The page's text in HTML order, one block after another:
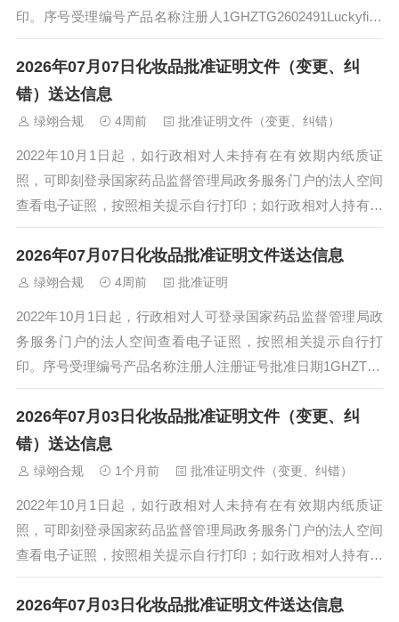
印。序号受理编号产品名称注册人1GHZTG2602491Luckyfine
美白水晶防晒...
2026年07月07日化妆品批准证明文件（变更、纠
错）送达信息
绿翊合规 4周前 批准证明文件（变更、纠错）
2022年10月1日起，如行政相对人未持有在有效期内纸质证
照，可即刻登录国家药品监督管理局政务服务门户的法人空间
查看电子证照，按照相关提示自行打印；如行政相对人持有在
有效期内纸质证照，交还纸质注册证后...
2026年07月07日化妆品批准证明文件送达信息
绿翊合规 4周前 批准证明
2022年10月1日起，行政相对人可登录国家药品监督管理局政
务服务门户的法人空间查看电子证照，按照相关提示自行打
印。序号受理编号产品名称注册人注册证号批准日期1GHZTX2
601391蒙霸防脱固发平衡...
2026年07月03日化妆品批准证明文件（变更、纠
错）送达信息
绿翊合规 1个月前 批准证明文件（变更、纠错）
2022年10月1日起，如行政相对人未持有在有效期内纸质证
照，可即刻登录国家药品监督管理局政务服务门户的法人空间
查看电子证照，按照相关提示自行打印；如行政相对人持有在
有效期内纸质证照，交还纸质注册证后...
2026年07月03日化妆品批准证明文件送达信息